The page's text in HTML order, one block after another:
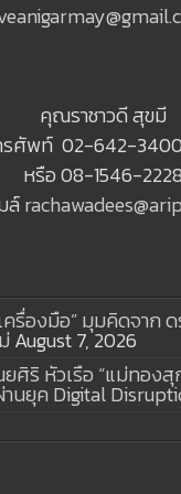
คุณราชาวดี สุขมี
รศัพท์ 02-642-
หรือ 08-1546-2228
ล์
เครื่องมือ” มุมคิดจาก
August 7, 2026
หัวเรือ “แม่ทองสุ
นยุค Digital